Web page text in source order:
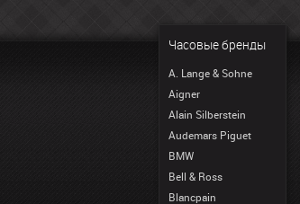
Часовые бренды
A. Lange & Sohne
Aigner
Alain Silberstein
Audemars Piguet
BMW
Bell & Ross
Blancpain